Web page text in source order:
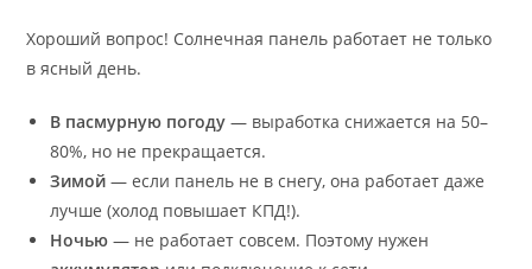
Хороший вопрос! Солнечная панель работает не только
в ясный день.
В пасмурную погоду — выработка снижается на 50–
80%, но не прекращается.
Зимой — если панель не в снегу, она работает даже
лучше (холод повышает КПД!).
Ночью — не работает совсем. Поэтому нужен